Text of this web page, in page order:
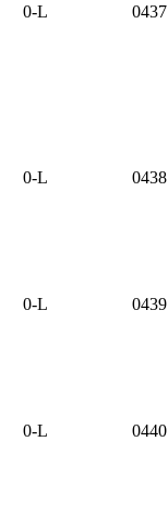
0‑L 0437
0‑L 0438
0‑L 0439
0‑L 0440